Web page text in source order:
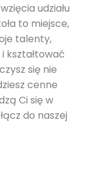
udziału
to miejsce,
talenty,
kształtować
się nie
cenne
Ci się w
do naszej